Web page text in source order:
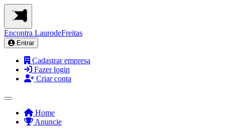
Encontra LaurodeFreitas
Entrar
Cadastrar empresa
Fazer login
Criar conta
Home
Anuncie